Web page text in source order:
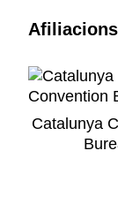
Afiliacions
Catalunya